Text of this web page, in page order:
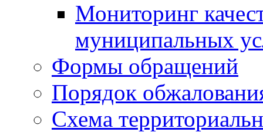
Мониторинг
муниципальных
Формы обращений
Порядок
Схема